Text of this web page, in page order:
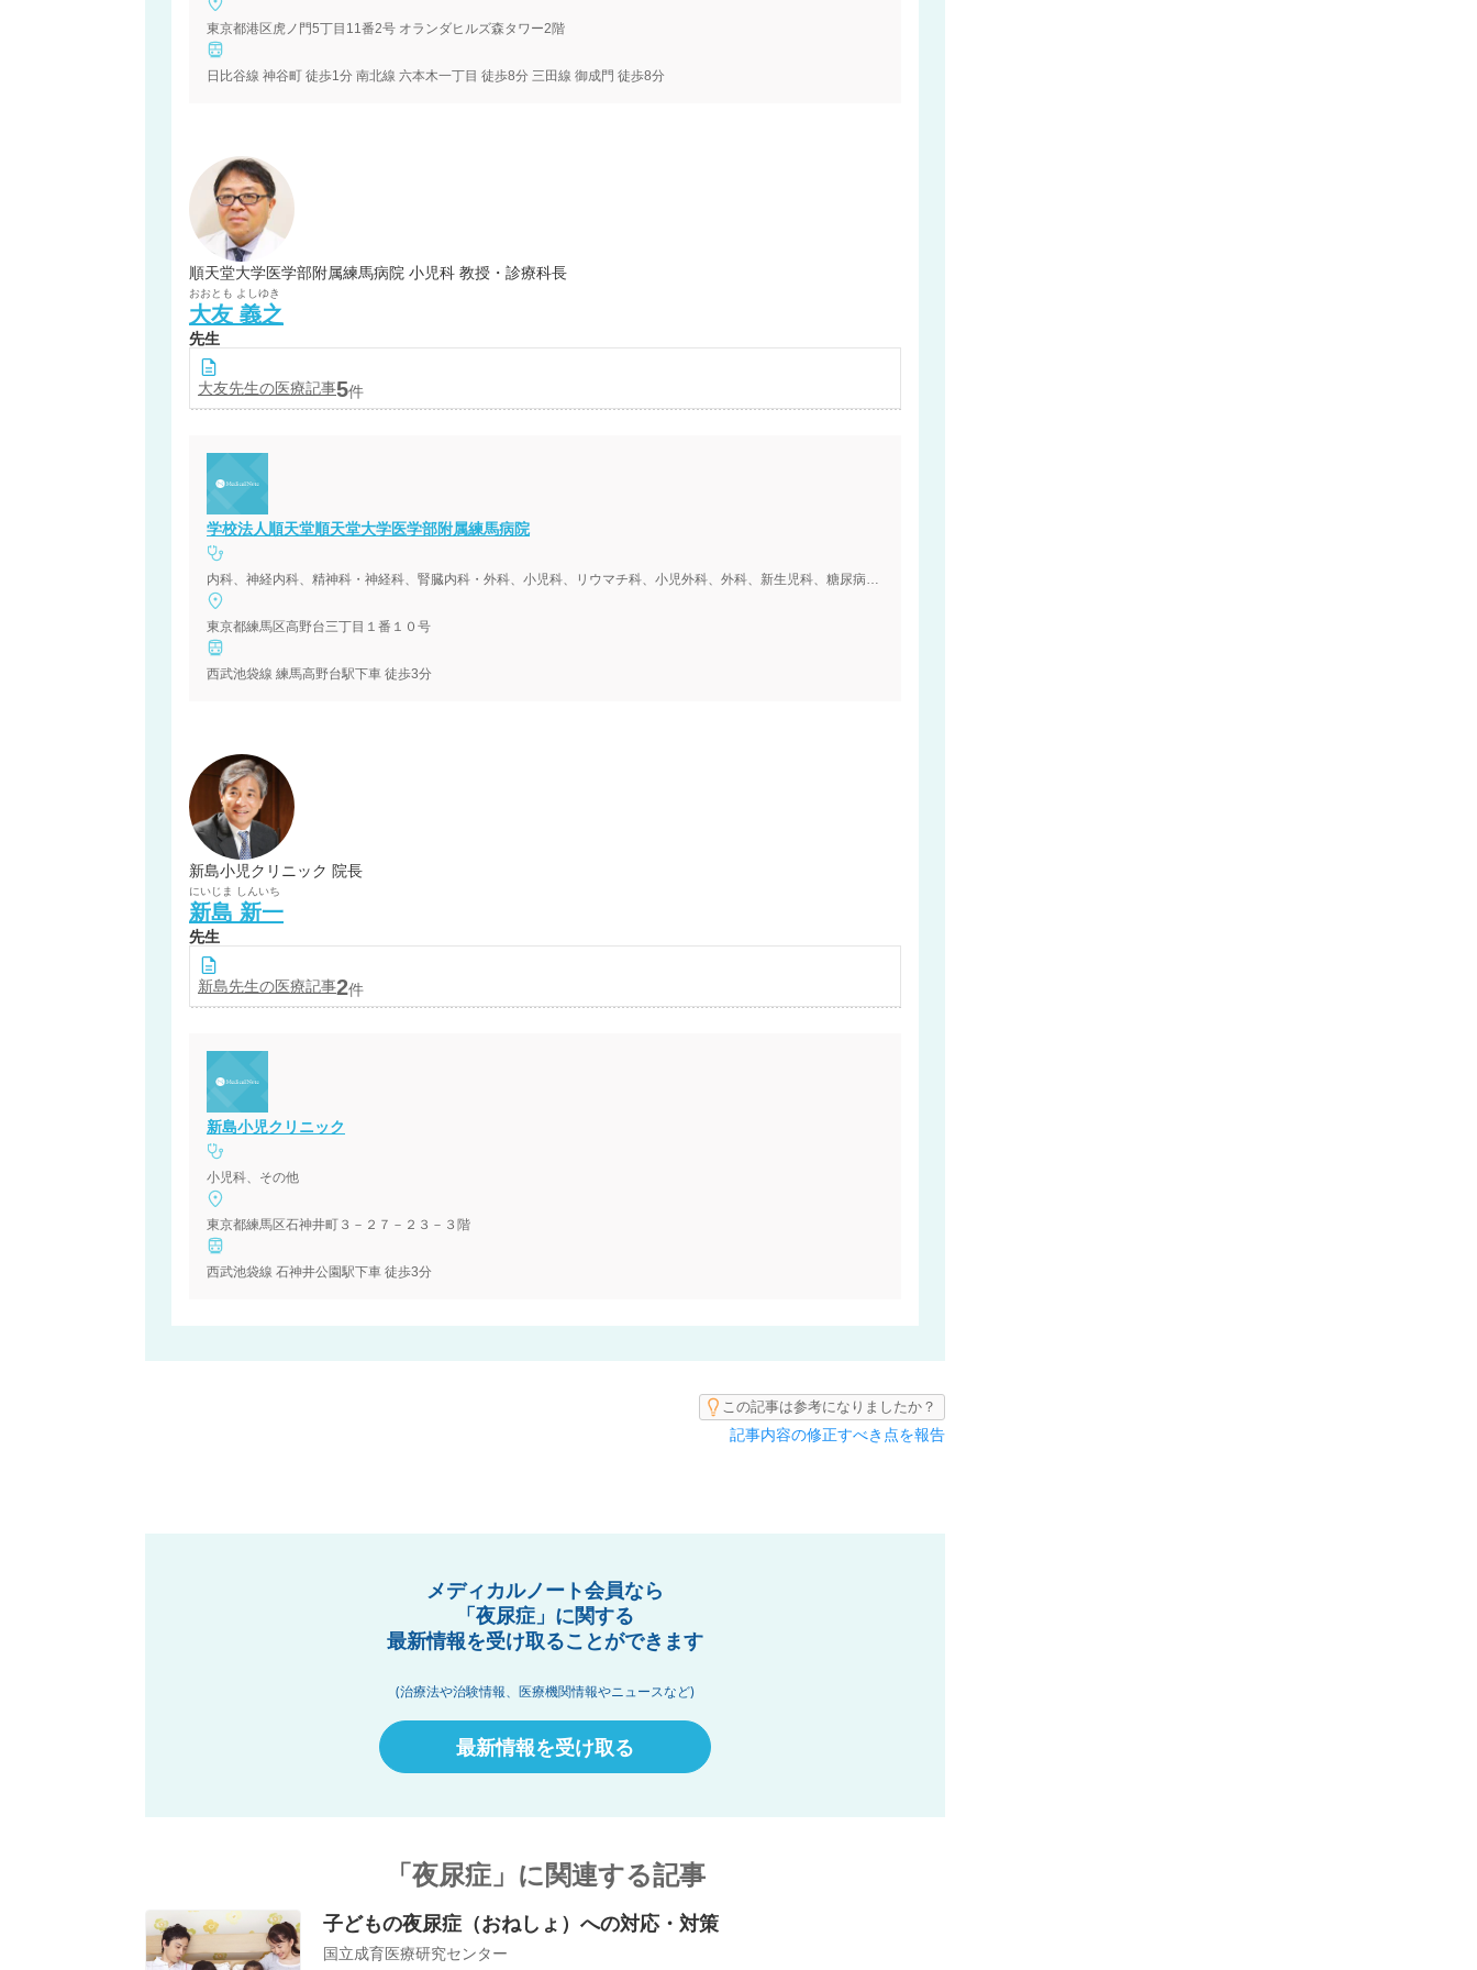
東京都港区虎ノ門5丁目11番2号 オランダヒルズ森タワー2階
日比谷線 神谷町 徒歩1分 南北線 六本木一丁目 徒歩8分 三田線 御成門 徒歩8分
順天堂大学医学部附属練馬病院 小児科 教授・診療科長
おおとも よしゆき
大友 義之
先生
大友先生の医療記事5件
学校法人順天堂順天堂大学医学部附属練馬病院
内科、神経内科、精神科・神経科、腎臓内科・外科、小児科、リウマチ科、小児外科、外科、新生児科、糖尿病内科、呼吸器外科、血液内科、脳神経外科、整形外科、形成外科、泌尿器科、心臓血管外科、眼科、耳鼻咽喉科、放射線科、産婦人科、リハビリテーション、麻酔科、皮膚科、呼吸器内科、消化器科、救急科、循環器科、乳腺外科、臨床検査・病理診断、歯科
東京都練馬区高野台三丁目１番１０号
西武池袋線 練馬高野台駅下車 徒歩3分
新島小児クリニック 院長
にいじま しんいち
新島 新一
先生
新島先生の医療記事2件
新島小児クリニック
小児科、その他
東京都練馬区石神井町３－２７－２３－３階
西武池袋線 石神井公園駅下車 徒歩3分
この記事は参考になりましたか？
記事内容の修正すべき点を報告
メディカルノート会員なら
「夜尿症」に関する
最新情報を受け取ることができます
(治療法や治験情報、医療機関情報やニュースなど)
最新情報を受け取る
「夜尿症」に関連する記事
子どもの夜尿症（おねしょ）への対応・対策
国立成育医療研究センター